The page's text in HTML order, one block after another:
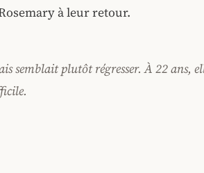
à leur retour.
semblait plutôt régresser. À 22 ans,